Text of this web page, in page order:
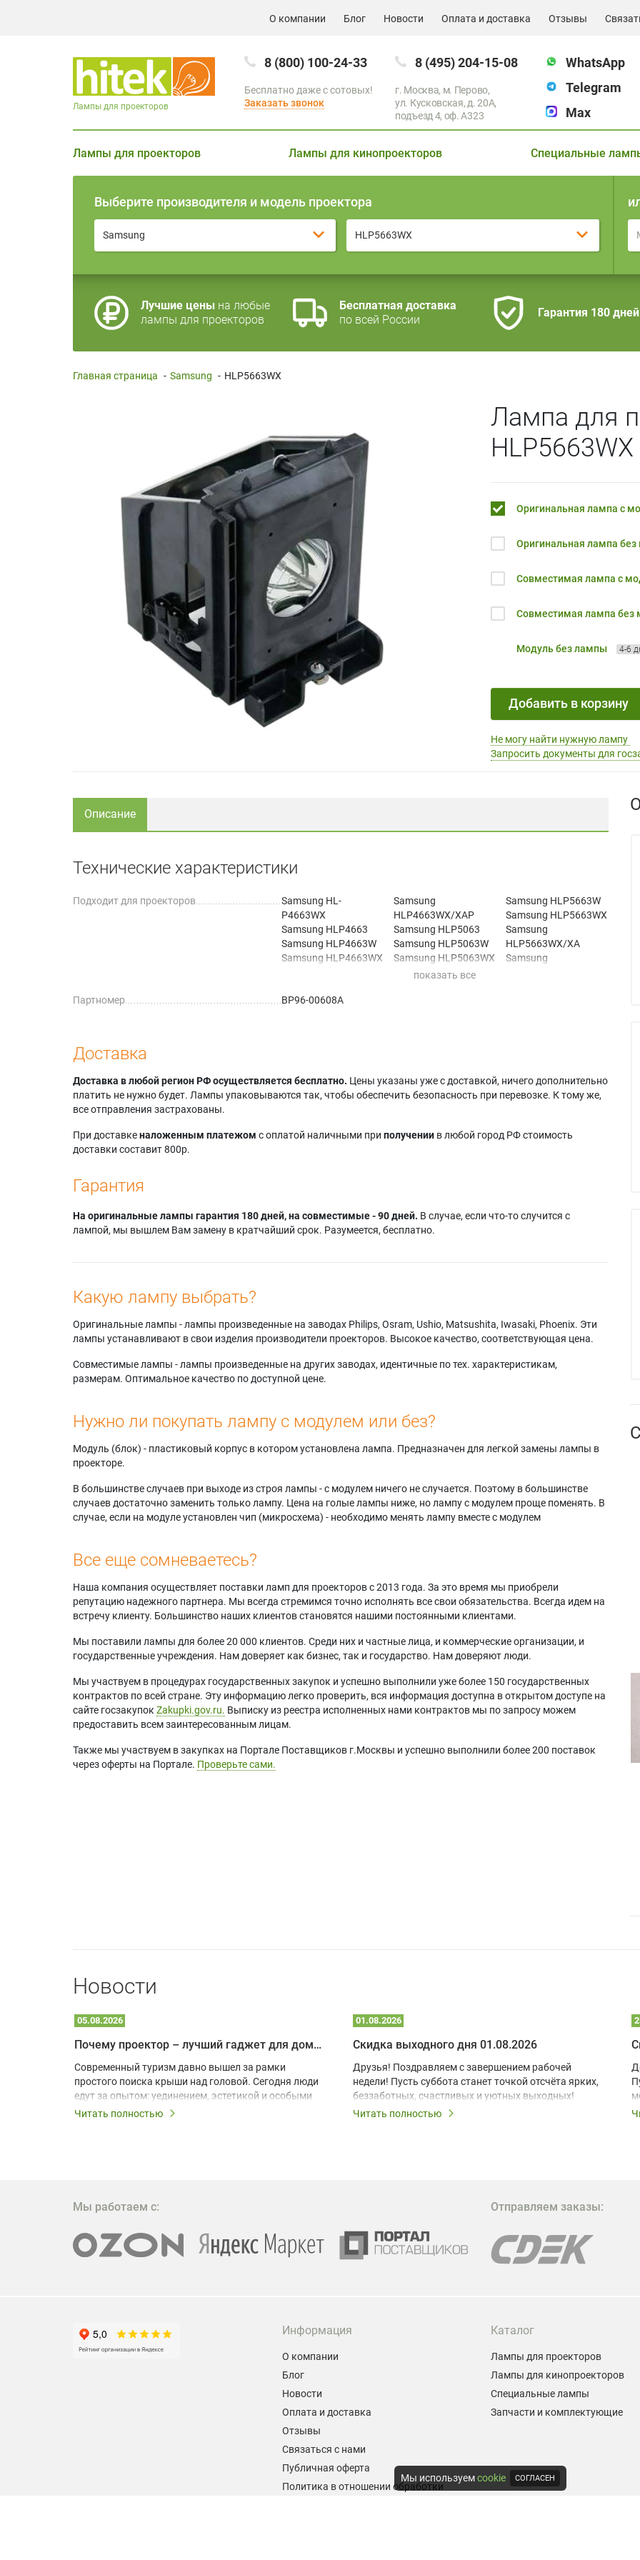
О компании Блог Новости Оплата и доставка Отзывы
8 (800) 100-24-33
Бесплатно даже с сотовых!
Заказать звонок
8 (495) 204-15-08
г. Москва, м. Перово,
ул. Кусковская, д. 20А,
подъезд 4, оф. A323
WhatsApp
Telegram
Max
Лампы для проекторов
Лампы для проекторов Лампы для кинопроекторов Специальные
Выберите производителя и модель проектора
Samsung HLP5663WX
Лучшие цены на любые
лампы для проекторов
Бесплатная доставка
по всей России
Гарантия 180 дней
Главная страница - Samsung - HLP5663WX
Лампа для
HLP5663WX
Оригинальная лампа с
Оригинальная лампа без
Совместимая лампа с
Совместимая лампа без
Модуль без лампы 4-6
Добавить в корзину
Не могу найти нужную лампу
Запросить документы для
Описание
Технические характеристики
Подходит для проекторов
Samsung HL-
P4663WX
Samsung HLP4663
Samsung HLP4663W
Samsung HLP4663WX
Samsung
Samsung
HLP4663WX/XAP
Samsung HLP5063
Samsung HLP5063W
Samsung HLP5063WX
Samsung
Samsung HLP5663W
Samsung HLP5663WX
Samsung
HLP5663WX/XA
Samsung
Партномер
BP96-00608A
Доставка
Доставка в любой регион РФ осуществляется бесплатно. Цены указаны уже с доставкой, ничего дополнительно
платить не нужно будет. Лампы упаковываются так, чтобы обеспечить безопасность при перевозке. К тому же,
все отправления застрахованы.
При доставкеналоженным платежом с оплатой наличными при получении в любой город РФ стоимость
доставки составит 800р.
Гарантия
На оригинальные лампы гарантия 180 дней, на совместимые - 90 дней. В случае, если что-то случится с
лампой, мы вышлем Вам замену в кратчайший срок. Разумеется, бесплатно.
Какую лампу выбрать?
Оригинальные лампы - лампы произведенные на заводах Philips, Osram, Ushio, Matsushita, Iwasaki, Phoenix. Эти
лампы устанавливают в свои изделия производители проекторов. Высокое качество, соответствующая цена.
Совместимые лампы - лампы произведенные на других заводах, идентичные по тех. характеристикам,
размерам. Оптимальное качество по доступной цене.
Нужно ли покупать лампу с модулем или без?
Модуль (блок) - пластиковый корпус в котором установлена лампа. Предназначен для легкой замены лампы в
проекторе.
В большинстве случаев при выходе из строя лампы - с модулем ничего не случается. Поэтому в большинстве
случаев достаточно заменить только лампу. Цена на голые лампы ниже, но лампу с модулем проще поменять. В
случае, если на модуле установлен чип (микросхема) - необходимо менять лампу вместе с модулем
Все еще сомневаетесь?
Наша компания осуществляет поставки ламп для проекторов с 2013 года. За это время мы приобрели
репутацию надежного партнера. Мы всегда стремимся точно исполнять все свои обязательства. Всегда идем на
встречу клиенту. Большинство наших клиентов становятся нашими постоянными клиентами.
Мы поставили лампы для более 20 000 клиентов. Среди них и частные лица, и коммерческие организации, и
государственные учреждения. Нам доверяет как бизнес, так и государство. Нам доверяют люди.
Мы участвуем в процедурах государственных закупок и успешно выполнили уже более 150 государственных
контрактов по всей стране. Эту информацию легко проверить, вся информация доступна в открытом доступе на
сайте госзакупок Zakupki.gov.ru. Выписку из реестра исполненных нами контрактов мы по запросу можем
предоставить всем заинтересованным лицам.
Также мы участвуем в закупках на Портале Поставщиков г.Москвы и успешно выполнили более 200 поставок
через оферты на Портале. Проверьте сами.
Новости
05.08.2026
Почему проектор – лучший гаджет для домика в глэмпинге
Современный туризм давно вышел за рамки
простого поиска крыши над головой. Сегодня люди
едут за опытом: уединением, эстетикой и особыми
ощущениями. Владельцы A-frame домов,
эффективных и бюджетных способов стать
проектора.
Читать полностью
01.08.2026
Скидка выходного дня 01.08.2026
Друзья! Поздравляем с завершением рабочей
недели! Пусть суббота станет точкой отсчёта ярких,
беззаботных, счастливых и уютных выходных!
Читать полностью
Мы работаем с: Отправляем заказы:
Информация
О компании
Блог
Новости
Оплата и доставка
Отзывы
Связаться с нами
Публичная оферта
Политика в отношении обработки
Каталог
Лампы для проекторов
Лампы для кинопроекторов
Специальные лампы
Запчасти и комплектующие
Мы используемcookie СОГЛАСЕН